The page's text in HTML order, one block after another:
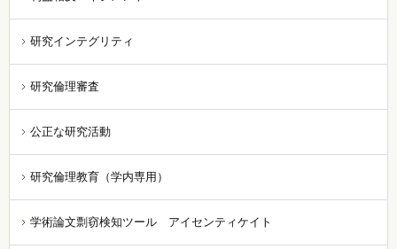
研究インテグリティ
研究倫理審査
公正な研究活動
研究倫理教育（学内専用）
学術論文剽窃検知ツール アイセンティケイト